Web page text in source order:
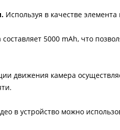
Используя в качестве
составляет 5000 mAh, что
движения камера
в устройство можно